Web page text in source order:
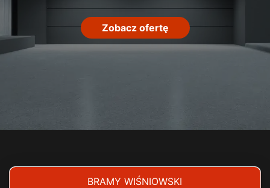
Zobacz ofertę
BRAMY WIŚNIOWSKI